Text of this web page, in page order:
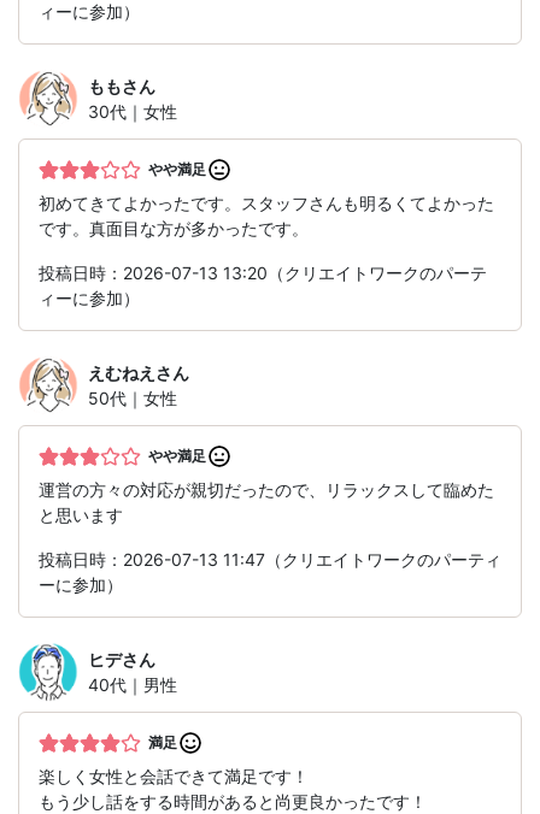
ィーに参加）
ももさん
30代｜女性
やや満足
初めてきてよかったです。スタッフさんも明るくてよかった
です。真面目な方が多かったです。
投稿日時：2026-07-13 13:20（クリエイトワークのパーテ
ィーに参加）
えむねえ さん
50代｜女性
やや満足
運営の方々の対応が親切だったので、リラックスして臨めた
と思います
投稿日時：2026-07-13 11:47（クリエイトワークのパーティ
ーに参加）
ヒデさん
40代｜男性
満足
楽しく女性と会話できて満足です！
もう少し話をする時間があると尚更良かったです！